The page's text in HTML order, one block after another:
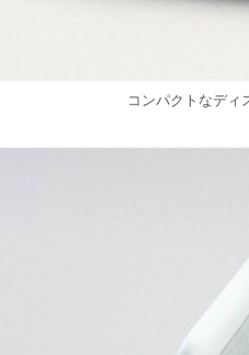
コンパクトなディ